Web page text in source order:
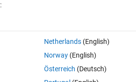
0 Stimmen
Netherlands(English)
Norway(English)
Österreich (Deutsch)